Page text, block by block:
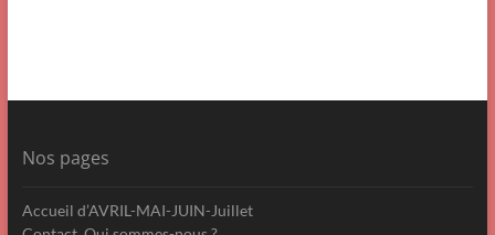
Nos pages
Accueil d’AVRIL-MAI-JUIN-Juillet